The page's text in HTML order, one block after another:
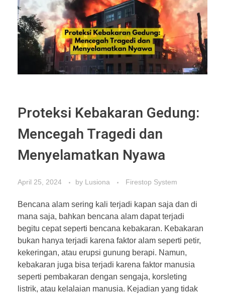
Proteksi Kebakaran Gedung:
Mencegah Tragedi dan
Menyelamatkan Nyawa
April 25, 2024 by Lusiona Firestop System
Bencana alam sering kali terjadi kapan saja dan di
mana saja, bahkan bencana alam dapat terjadi
begitu cepat seperti bencana kebakaran. Kebakaran
bukan hanya terjadi karena faktor alam seperti petir,
kekeringan, atau erupsi gunung berapi. Namun,
kebakaran juga bisa terjadi karena faktor manusia
seperti pembakaran dengan sengaja, korsleting
listrik, atau kelalaian manusia. Kejadian yang tidak